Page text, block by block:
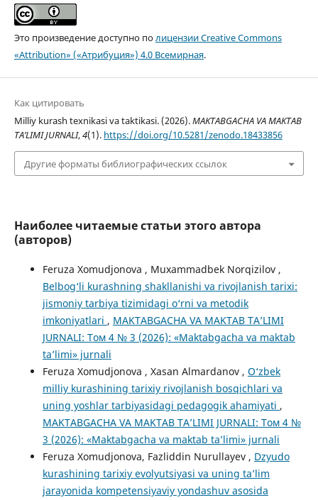
Это произведение доступно полицензии Creative Commons
«Attribution» («Атрибуция») 4.0 Всемирная.
Как цитировать
Milliy kurash texnikasi va taktikasi. (2026).MAKTABGACHA VA MAKTAB
TA’LIMI JURNALI,4(1). https://doi.org/10.5281/zenodo.18433856
Другие форматы библиографических ссылок
Наиболее читаемые статьи этого автора
(авторов)
Feruza Xomudjonova , Muxammadbek Norqizilov ,
Belbog‘li kurashning shakllanishi va rivojlanish tarixi:
jismoniy tarbiya tizimidagi o‘rni va metodik
imkoniyatlari , MAKTABGACHA VA MAKTAB TA’LIMI
JURNALI: Том 4 № 3 (2026): «Maktabgacha va maktab
ta’limi» jurnali
Feruza Xomudjonova , Xasan Almardanov , O‘zbek
milliy kurashining tarixiy rivojlanish bosqichlari va
uning yoshlar tarbiyasidagi pedagogik ahamiyati ,
MAKTABGACHA VA MAKTAB TA’LIMI JURNALI: Том 4 №
3 (2026): «Maktabgacha va maktab ta’limi» jurnali
Feruza Xomudjonova, Fazliddin Nurullayev , Dzyudo
kurashining tarixiy evolyutsiyasi va uning ta’lim
jarayonida kompetensiyaviy yondashuv asosida